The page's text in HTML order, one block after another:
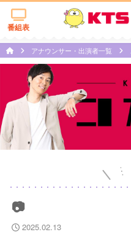
番組表
アナウンサー・出演者一覧
📷
2025.02.13